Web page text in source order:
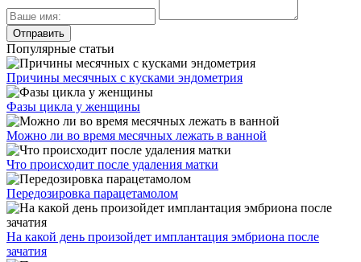
Популярные статьи
Причины месячных с кусками эндометрия
Фазы цикла у женщины
Можно ли во время месячных лежать в ванной
Что происходит после удаления матки
Передозировка парацетамолом
На какой день произойдет имплантация эмбриона после
зачатия